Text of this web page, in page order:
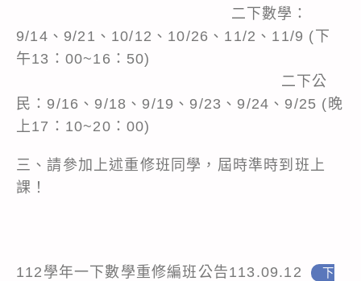
二下數學：
9/14、9/21、10/12、10/26、11/2、11/9 (下
午13：00~16：50)
二下公
民：9/16、9/18、9/19、9/23、9/24、9/25 (晚
上17：10~20：00)
三、請參加上述重修班同學，屆時準時到班上
課！
112學年一下數學重修編班公告113.09.12
下